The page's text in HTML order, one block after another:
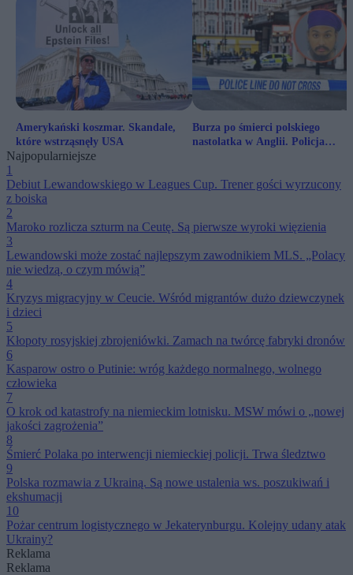
Amerykański koszmar. Skandale,
które wstrząsnęły USA
Burza po śmierci polskiego
nastolatka w Anglii. Policja
Najpopularniejsze
1
Debiut Lewandowskiego w Leagues Cup. Trener gości wyrzucony
z boiska
2
Maroko rozlicza szturm na Ceutę. Są pierwsze wyroki więzienia
3
Lewandowski może zostać najlepszym zawodnikiem MLS. „Polacy
nie wiedzą, o czym mówią”
4
Kryzys migracyjny w Ceucie. Wśród migrantów dużo dziewczynek
i dzieci
5
Kłopoty rosyjskiej zbrojeniówki. Zamach na twórcę fabryki dronów
6
Kasparow ostro o Putinie: wróg każdego normalnego, wolnego
człowieka
7
O krok od katastrofy na niemieckim lotnisku. MSW mówi o „nowej
jakości zagrożenia”
8
Śmierć Polaka po interwencji niemieckiej policji. Trwa śledztwo
9
Polska rozmawia z Ukrainą. Są nowe ustalenia ws. poszukiwań i
ekshumacji
10
Pożar centrum logistycznego w Jekaterynburgu. Kolejny udany atak
Ukrainy?
Reklama
Reklama